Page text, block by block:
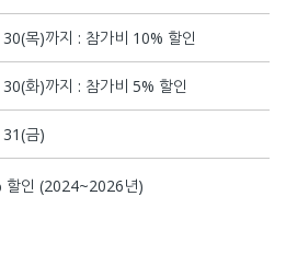
목)까지 : 참가비 10% 할인
화)까지 : 참가비 5% 할인
금)
할인 (2024~2026년)